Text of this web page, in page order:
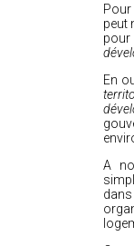
Pour
peut
pour
En
A